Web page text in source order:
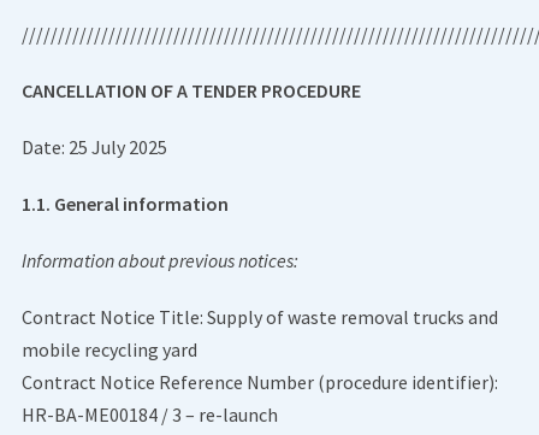
CANCELLATION OF A TENDER PROCEDURE
Date: 25 July 2025
1.1. General information
Information about previous notices:
Contract Notice Title: Supply of waste removal trucks and
mobile recycling yard
Contract Notice Reference Number (procedure identifier):
HR-BA-ME00184 / 3 – re-launch